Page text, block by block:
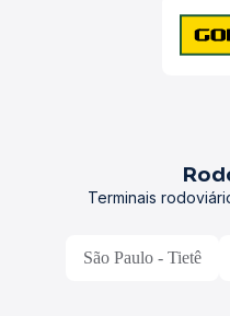
Terminais
São Paulo - Tietê